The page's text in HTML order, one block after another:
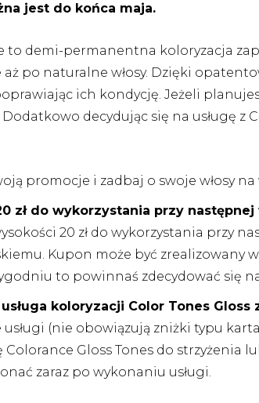
jest do końca maja.
to demi-permanentna koloryzacja
po naturalne włosy. Dzięki
ich kondycję. Jeżeli
decydując się na usługę z
promocje i zadbaj o swoje włosy
zł do wykorzystania przy
20 zł do wykorzystania przy
Kupon może być zrealizowany
to powinnaś zdecydować się
koloryzacji Color Tones
(nie obowiązują zniżki typu
Colorance Gloss Tones do strzyżenia
zaraz po wykonaniu usługi.